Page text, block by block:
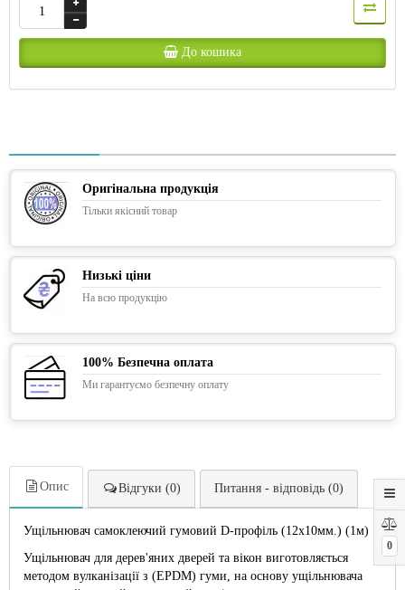
0
До кошика
Оригінальна продукція
Тільки якісний товар
Низькі ціни
На всю продукцію
100% Безпечна оплата
Ми гарантуємо безпечну оплату
Опис Відгуки (0) Питання - відповідь (0)
Ущільнювач самоклеючий гумовий D-профіль (12х10мм.) (1м)
Ущільнювач для дерев'яних дверей та вікон виготовляється
методом вулканізації з (EPDM) гуми, на основу ущільнювача